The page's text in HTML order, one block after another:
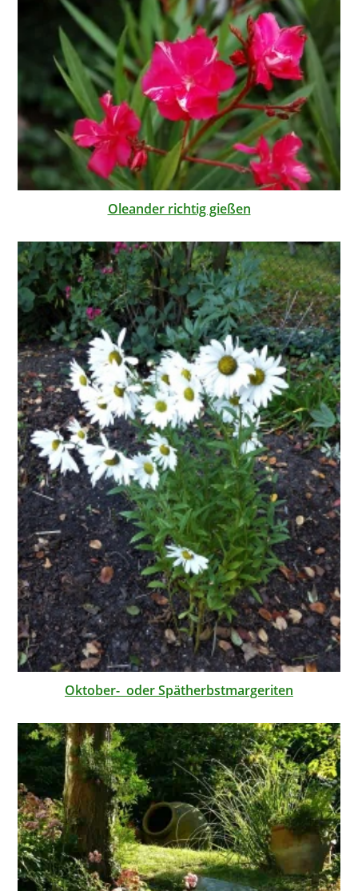
Oleander richtig gießen
Oktober- oder Spätherbstmargeriten